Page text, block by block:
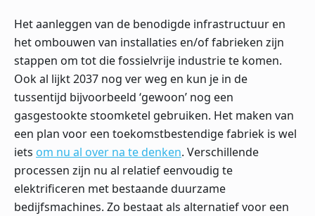
Het aanleggen van de benodigde infrastructuur en
het ombouwen van installaties en/of fabrieken zijn
stappen om tot die fossielvrije industrie te komen.
Ook al lijkt 2037 nog ver weg en kun je in de
tussentijd bijvoorbeeld ‘gewoon’ nog een
gasgestookte stoomketel gebruiken. Het maken van
een plan voor een toekomstbestendige fabriek is wel
iets om nu al over na te denken. Verschillende
processen zijn nu al relatief eenvoudig te
elektrificeren met bestaande duurzame
bedijfsmachines. Zo bestaat als alternatief voor een